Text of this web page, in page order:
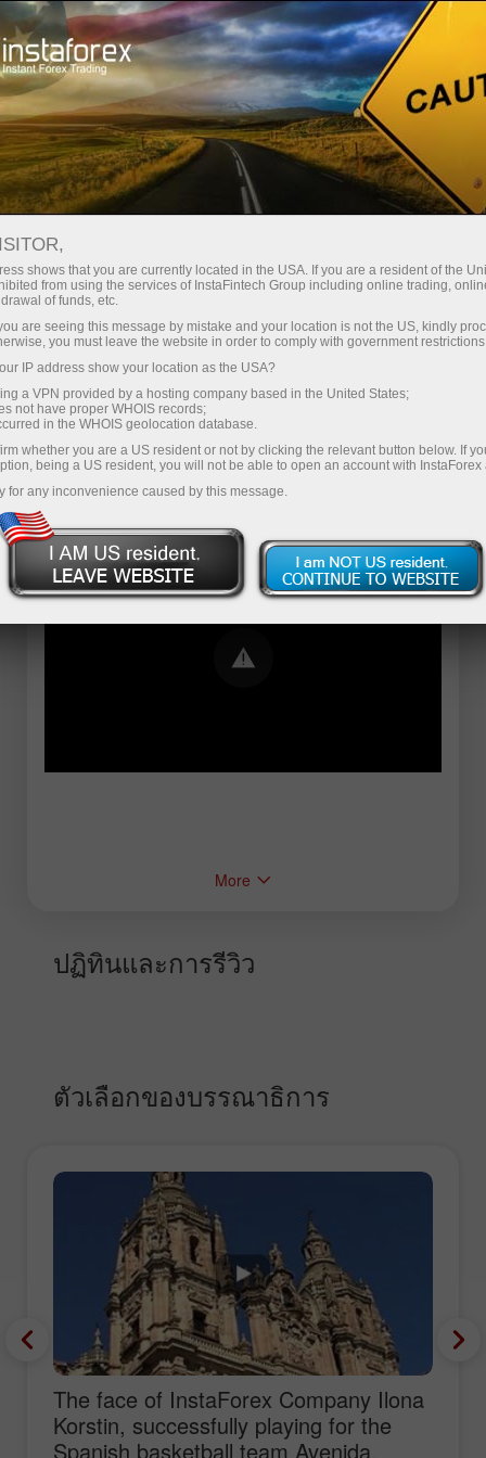
For Traders Forex Analytics
InstaForex TV
Forex TV News
Error loading YouTube: Video could not be
played
More
ปฏิทินและการรีวิว
ตัวเลือกของบรรณาธิการ
The face of InstaForex Company Ilona
Korstin, successfully playing for the
Spanish basketball team Avenida,
shows that you are currently located in the USA. If you are a resident of the
from using the services of InstaFintech Group including online trading,
of funds, etc.
are seeing this message by mistake and your location is not the US, kindly
you must leave the website in order to comply with government
IP address show your location as the USA?
a VPN provided by a hosting company based in the United States;
not have proper WHOIS records;
in the WHOIS geolocation database.
whether you are a US resident or not by clicking the relevant button below. If
being a US resident, you will not be able to open an account with InstaForex
for any inconvenience caused by this message.